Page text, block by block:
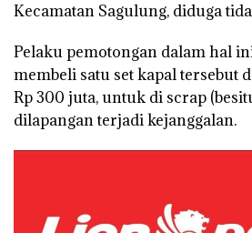
Kecamatan Sagulung, diduga
Pelaku pemotongan dalam hal
membeli satu set kapal tersebut
Rp 300 juta, untuk di scrap
dilapangan terjadi kejanggalan.